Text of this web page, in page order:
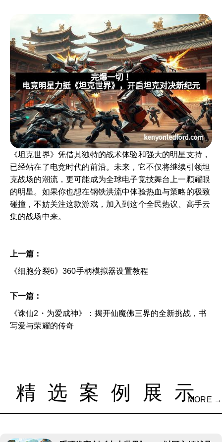
《坦克世界》凭借其独特的战术体验和强大的明星支持，
已经站在了电竞时代的前沿。未来，它不仅将继续引领坦
克战场的潮流，更可能成为全球电子竞技舞台上一颗耀眼
的明星。如果你也想在钢铁洪流中体验热血与策略的极致
碰撞，不妨关注这款游戏，加入到这个全民热议、高手云
集的战场中来。
上一篇：
《细胞分裂6》360手柄模拟器设置教程
下一篇：
《诛仙2・为爱成神》：揭开仙魔佛三界的全新挑战，书
写爱与荣耀的传奇
精选案例展示MORE →